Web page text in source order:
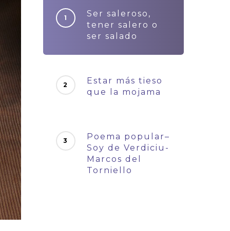
Ser saleroso,
tener salero o
ser salado
Estar más tieso
que la mojama
Poema popular–
Soy de Verdiciu-
Marcos del
Torniello